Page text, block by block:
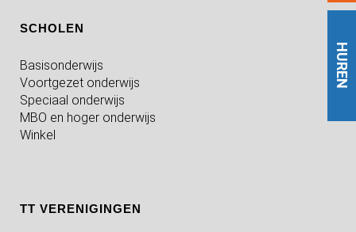
HUREN
SCHOLEN
Basisonderwijs
Voortgezet onderwijs
Speciaal onderwijs
MBO en hoger onderwijs
Winkel
TT VERENIGINGEN